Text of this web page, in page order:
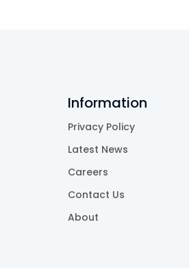
Information
Privacy Policy
Latest News
Careers
Contact Us
About